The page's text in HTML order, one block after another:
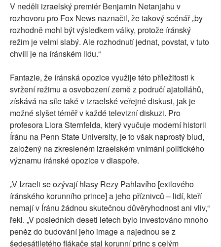
V neděli izraelský premiér Benjamin Netanjahu v
rozhovoru pro Fox News naznačil, že takový scénář „by
rozhodně mohl být výsledkem války, protože íránský
režim je velmi slabý. Ale rozhodnutí jednat, povstat, v tuto
chvíli je na íránském lidu.“
Fantazie, že íránská opozice využije této příležitosti k
svržení režimu a osvobození země z područí ajatolláhů,
získává na síle také v izraelské veřejné diskusi, jak je
možné slyšet téměř v každé televizní diskuzi. Pro
profesora Liora Sternfelda, který vyučuje moderní historii
Íránu na Penn State University, je to však naprostý blud,
založený na zkresleném izraelském vnímání politického
významu íránské opozice v diaspoře.
„V Izraeli se ozývají hlasy Rezy Pahlavího [exilového
íránského korunního prince] a jeho příznivců – lidí, kteří
nemají v Íránu žádnou skutečnou důvěryhodnost ani vliv,“
řekl. „V posledních deseti letech bylo investováno mnoho
peněz do budování jeho image a najednou se z
šedesátiletého flákače stal korunní princ s celým